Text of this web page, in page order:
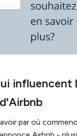
influencent
par où